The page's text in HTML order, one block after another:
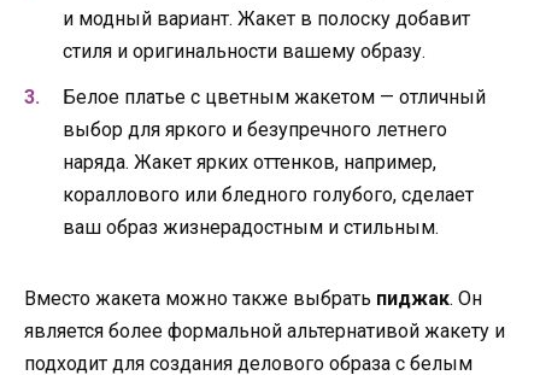
и модный вариант. Жакет в полоску добавит
стиля и оригинальности вашему образу.
Белое платье с цветным жакетом — отличный
выбор для яркого и безупречного летнего
наряда. Жакет ярких оттенков, например,
кораллового или бледного голубого, сделает
ваш образ жизнерадостным и стильным.
Вместо жакета можно также выбрать пиджак. Он
является более формальной альтернативой жакету и
подходит для создания делового образа с белым